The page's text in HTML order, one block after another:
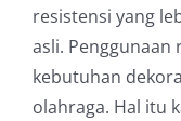
resistensi yang
asli.
kebutuhan
olahraga. Hal itu